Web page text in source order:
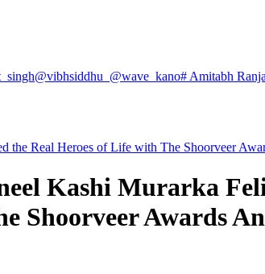
@vibhsiddhu_ @wave_kano# Amitabh
Real Heroes of Life with The Shoorveer
Kashi Murarka
Shoorveer Awards